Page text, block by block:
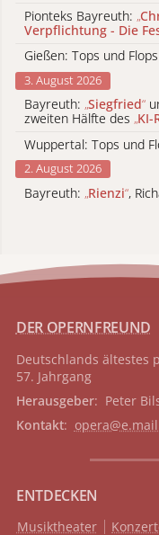
Pionteks Bayreuth: „
Verpflichtung - Die
Gießen: Tops und
3. August 2026
Bayreuth: „Siegfried“
zweiten Hälfte des „KI-
Wuppertal: Tops und
2. August 2026
Bayreuth: „Rienzi“,
DER OPERNFREUND
Deutschlands ältestes
57. Jahrgang
Herausgeber: Peter
Kontakt:
ENTDECKEN
Musiktheater